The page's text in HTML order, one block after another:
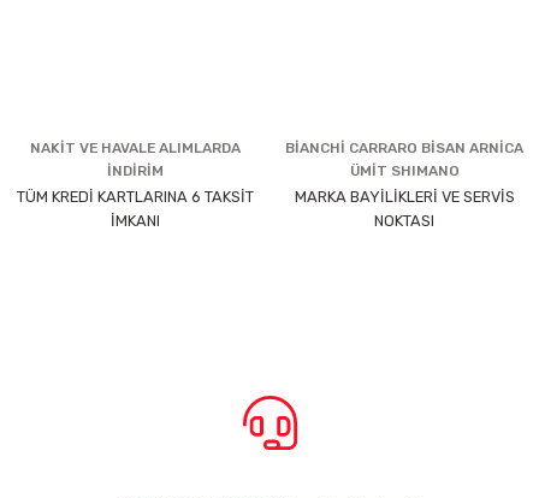
NAKİT VE HAVALE ALIMLARDA
İNDİRİM
TÜM KREDİ KARTLARINA 6 TAKSİT
İMKANI
BİANCHİ CARRARO BİSAN ARNİCA
ÜMİT SHIMANO
MARKA BAYİLİKLERİ VE SERVİS
NOKTASI